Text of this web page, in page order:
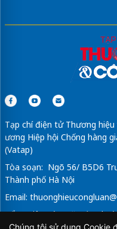
Tạp chí điện tử Thương
ương Hiệp hội Chống hàng
(Vatap)
Tòa soạn: Ngõ 56/ B5D6
Thành phố Hà Nội
Email:
Tổng Biên Tập: Vũ Đức
Chúng tôi sử dụng Cookie